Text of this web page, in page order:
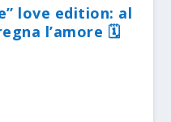
love edition: al
l’amore 🗓